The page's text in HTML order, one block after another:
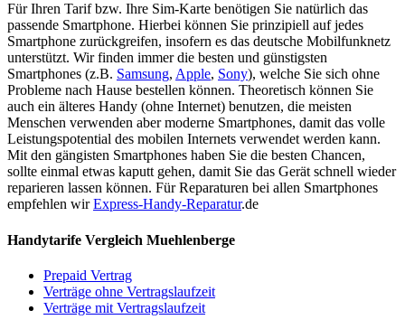
Für Ihren Tarif bzw. Ihre Sim-Karte benötigen Sie natürlich das
passende Smartphone. Hierbei können Sie prinzipiell auf jedes
Smartphone zurückgreifen, insofern es das deutsche Mobilfunknetz
unterstützt. Wir finden immer die besten und günstigsten
Smartphones (z.B. Samsung, Apple, Sony), welche Sie sich ohne
Probleme nach Hause bestellen können. Theoretisch können Sie
auch ein älteres Handy (ohne Internet) benutzen, die meisten
Menschen verwenden aber moderne Smartphones, damit das volle
Leistungspotential des mobilen Internets verwendet werden kann.
Mit den gängisten Smartphones haben Sie die besten Chancen,
sollte einmal etwas kaputt gehen, damit Sie das Gerät schnell wieder
reparieren lassen können. Für Reparaturen bei allen Smartphones
empfehlen wirExpress-Handy-Reparatur.de
Handytarife Vergleich Muehlenberge
Prepaid Vertrag
Verträge ohne Vertragslaufzeit
Verträge mit Vertragslaufzeit